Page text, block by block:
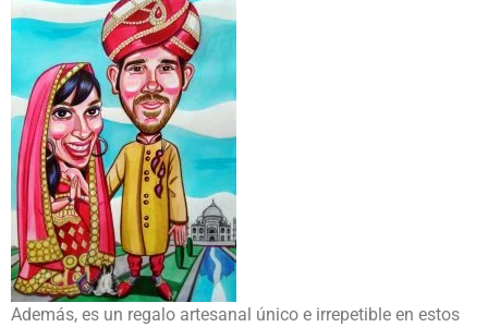
Además, es un regalo artesanal único e irrepetible en estos